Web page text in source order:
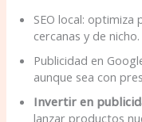
SEO local: optimiza
cercanas y de nicho.
Publicidad en
aunque sea con
Invertir en
lanzar productos